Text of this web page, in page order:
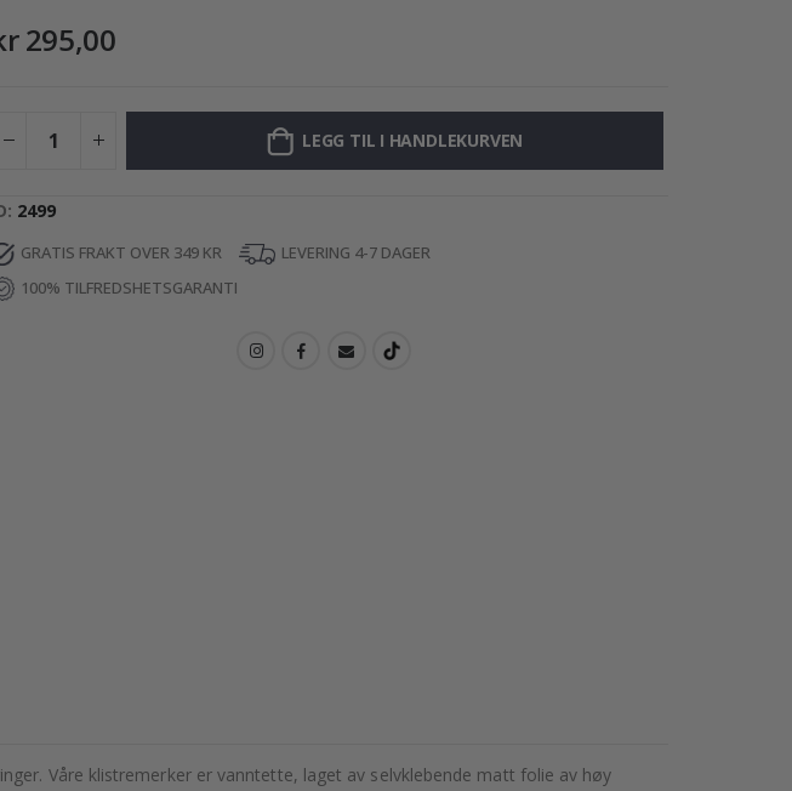
295,00
LEGG TIL I HANDLEKURVEN
2499
GRATIS FRAKT OVER 349 KR
LEVERING 4-7 DAGER
100% TILFREDSHETSGARANTI
Våre klistremerker er vanntette, laget av selvklebende matt folie av høy